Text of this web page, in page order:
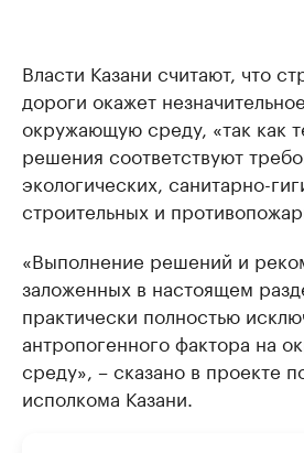
Власти Казани считают, что
дороги окажет
окружающую среду, «так как
решения соответствуют
экологических, санитарно-
строительных и
«Выполнение решений и
заложенных в настоящем
практически полностью
антропогенного фактора на
среду», – сказано в проекте
исполкома Казани.